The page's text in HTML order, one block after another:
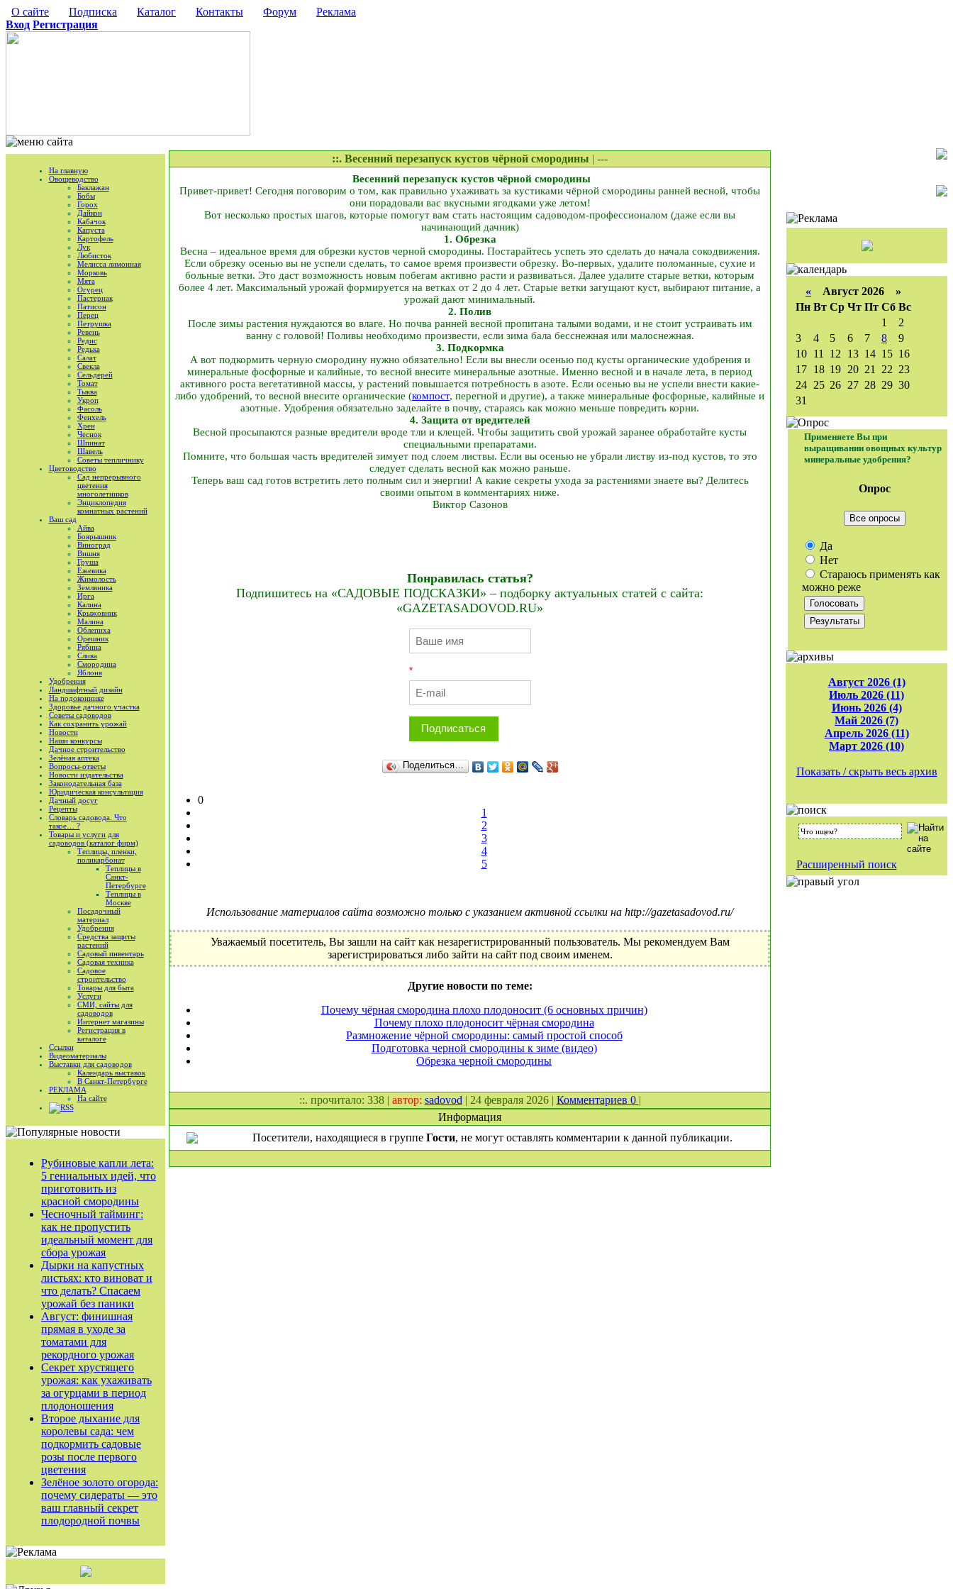
О сайте Подписка Каталог Контакты Форум
Реклама
Вход Регистрация
На главную
Овощеводство
Баклажан
Бобы
Горох
Дайкон
Кабачок
Капуста
Картофель
Лук
Любисток
Мелисса лимонная
Морковь
Мята
Огурец
Пастернак
Патисон
Перец
Петрушка
Ревень
Редис
Редька
Салат
Свекла
Сельдерей
Томат
Тыква
Укроп
Фасоль
Фенхель
Хрен
Чеснок
Шпинат
Шавель
Советы тепличнику
Цветоводство
Сад непрерывного
цветения
многолетников
Энциклопедия
комнатных растений
Ваш сад
Айва
Боярышник
Виноград
Вишня
Груша
Ежевика
Жимолость
Земляника
Ирга
Калина
Крыжовник
Малина
Облепиха
Орешник
Рябина
Слива
Смородина
Яблоня
Удобрения
Ландшафтный дизайн
На подоконнике
Здоровье дачного участка
Советы садоводов
Как сохранить урожай
Новости
Наши конкурсы
Дачное строительство
Зелёная аптека
Вопросы-ответы
Новости издательства
Законодательная база
Юридическая консультация
Дачный досуг
Рецепты
Словарь садовода. Что
такое… ?
Товары и услуги для
садоводов (каталог фирм)
Теплицы, пленки,
поликарбонат
Теплицы в
Санкт-
Петербурге
Теплицы в
Москве
Посадочный
материал
Удобрения
Средства защиты
растений
Садовый инвентарь
Садовая техника
Садовое
строительство
Товары для быта
Услуги
СМИ, сайты для
садоводов
Интернет магазины
Регистрация в
каталоге
Ссылки
Видеоматериалы
Выставки для садоводов
Календарь выставок
В Санкт-Петербурге
РЕКЛАМА
На сайте
RSS
Рубиновые капли лета:
5 гениальных идей, что
приготовить из
красной смородины
Чесночный тайминг:
как не пропустить
идеальный момент для
сбора урожая
Дырки на капустных
листьях: кто виноват и
что делать? Спасаем
урожай без паники
Август: финишная
прямая в уходе за
томатами для
рекордного урожая
Секрет хрустящего
урожая: как ухаживать
за огурцами в период
плодоношения
Второе дыхание для
королевы сада: чем
подкормить садовые
розы после первого
цветения
Зелёное золото огорода:
почему сидераты — это
ваш главный секрет
плодородной почвы
::. Весенний перезапуск кустов чёрной смородины | ---
Весенний перезапуск кустов чёрной смородины
Привет-привет! Сегодня поговорим о том, как правильно ухаживать за кустиками чёрной смородины ранней весной, чтобы
они порадовали вас вкусными ягодками уже летом!
Вот несколько простых шагов, которые помогут вам стать настоящим садоводом-профессионалом (даже если вы
начинающий дачник)
1. Обрезка
Весна – идеальное время для обрезки кустов черной смородины. Постарайтесь успеть это сделать до начала сокодвижения.
Если обрезку осенью вы не успели сделать, то самое время произвести обрезку. Во-первых, удалите поломанные, сухие и
больные ветки. Это даст возможность новым побегам активно расти и развиваться. Далее удалите старые ветки, которым
более 4 лет. Максимальный урожай формируется на ветках от 2 до 4 лет. Старые ветки загущают куст, выбирают питание, а
урожай дают минимальный.
2. Полив
После зимы растения нуждаются во влаге. Но почва ранней весной пропитана талыми водами, и не стоит устраивать им
ванну с головой! Поливы необходимо произвести, если зима бала бесснежная или малоснежная.
3. Подкормка
А вот подкормить черную смородину нужно обязательно! Если вы внесли осенью под кусты органические удобрения и
минеральные фосфорные и калийные, то весной внесите минеральные азотные. Именно весной и в начале лета, в период
активного роста вегетативной массы, у растений повышается потребность в азоте. Если осенью вы не успели внести какие-
либо удобрений, то весной внесите органические (компост, перегной и другие), а также минеральные фосфорные, калийные и
азотные. Удобрения обязательно заделайте в почву, стараясь как можно меньше повредить корни.
4. Защита от вредителей
Весной просыпаются разные вредители вроде тли и клещей. Чтобы защитить свой урожай заранее обработайте кусты
специальными препаратами.
Помните, что большая часть вредителей зимует под слоем листвы. Если вы осенью не убрали листву из-под кустов, то это
следует сделать весной как можно раньше.
Теперь ваш сад готов встретить лето полным сил и энергии! А какие секреты ухода за растениями знаете вы? Делитесь
своими опытом в комментариях ниже.
Виктор Сазонов
Понравилась статья?
Подпишитесь на «САДОВЫЕ ПОДСКАЗКИ» – подборку актуальных статей с сайта:
«GAZETASADOVOD.RU»
*
Подписаться
Поделиться…
0
1
2
3
4
5
Использование материалов сайта возможно только с указанием активной ссылки на http://gazetasadovod.ru/
Уважаемый посетитель, Вы зашли на сайт как незарегистрированный пользователь. Мы рекомендуем Вам
зарегистрироваться либо зайти на сайт под своим именем.
Другие новости по теме:
Почему чёрная смородина плохо плодоносит (6 основных причин)
Почему плохо плодоносит чёрная смородина
Размножение чёрной смородины: самый простой способ
Подготовка черной смородины к зиме (видео)
Обрезка черной смородины
::. прочитало: 338 | автор: sadovod | 24 февраля 2026 | Комментариев 0 |
Информация
Посетители, находящиеся в группе Гости, не могут оставлять комментарии к данной публикации.
« Август 2026 »
Пн Вт Ср Чт Пт Сб Вс
1
2
3
4 5 6 7 8
9
10 11 12 13 14 15 16
17 18 19 20 21 22 23
24 25 26 27 28 29 30
31
Применяете Вы при
выращивании овощных культур
минеральные удобрения?
Опрос
Все опросы
Да
Нет
Стараюсь применять как
можно реже
Август 2026 (1)
Июль 2026 (11)
Июнь 2026 (4)
Май 2026 (7)
Апрель 2026 (11)
Март 2026 (10)
Показать / скрыть весь архив
Расширенный поиск